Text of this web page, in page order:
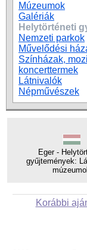
Múzeumok
Galériák
Helytörténeti
Nemzeti parkok
Művelődési
Színházak,
koncerttermek
Látnivalók
Népművészek
Eger -
gyűjtemények:
Korábbi